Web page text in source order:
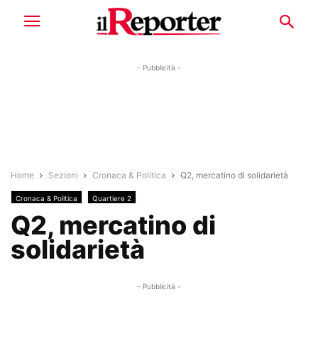
- Pubblicità -
Home Sezioni Cronaca & Politica Q2, mercatino di solidarietà
Cronaca & Politica Quartiere 2
Q2, mercatino di
solidarietà
- Pubblicità -